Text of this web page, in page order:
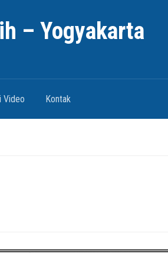
– Yogyakarta
Video Kontak